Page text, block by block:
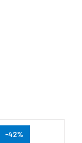
-42%